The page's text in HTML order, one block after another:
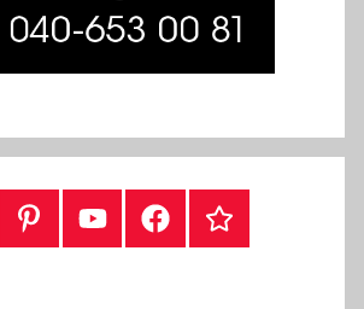
PinterestYouTubeFacebookTikTok